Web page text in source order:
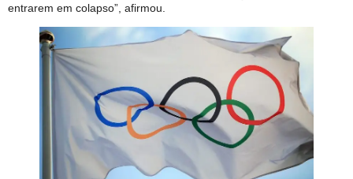
entrarem em colapso”, afirmou.